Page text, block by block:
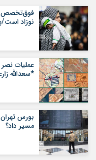
فوق‌تخصص
نوزاد است/
*سعدالله
بورس
مسیر داد؟